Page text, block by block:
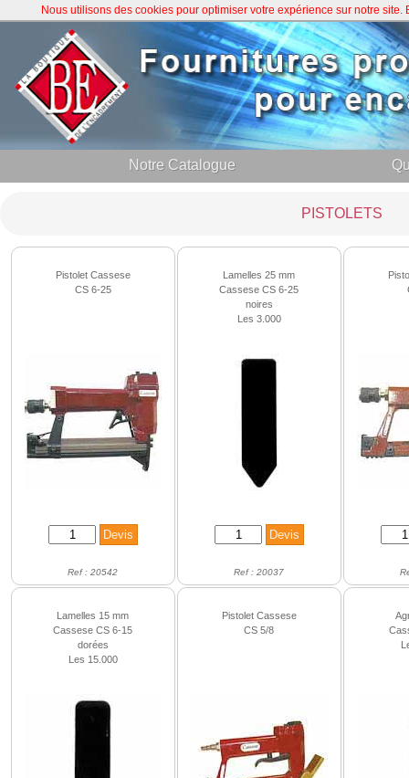
Notre Catalogue
PISTOLETS
Pistolet Cassese
CS 6-25
Ref : 20542
Lamelles 25 mm
Cassese CS 6-25
noires
Les 3.000
Ref : 20037
Lamelles 15 mm
Cassese CS 6-15
dorées
Les 15.000
Pistolet Cassese
CS 5/8
Nous utilisons des cookies pour optimiser votre expérience sur notre